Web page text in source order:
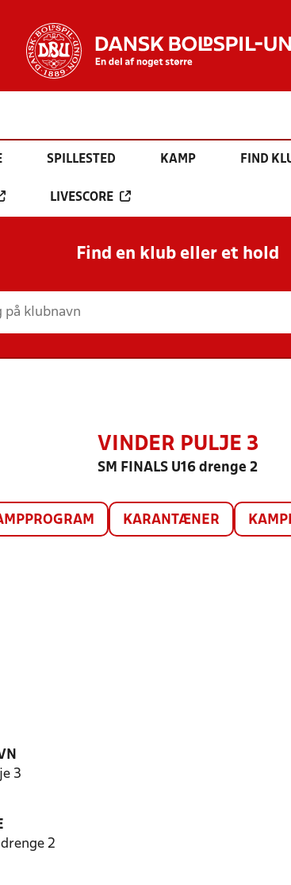
SPILLESTED KAMP FIND
LIVESCORE
Find en klub eller et hold
VINDER PULJE 3
SM FINALS U16 drenge 2
KARANTÆNER
3
drenge 2